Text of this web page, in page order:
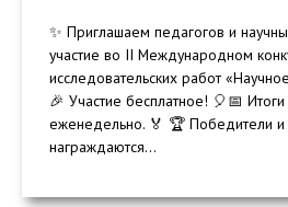
✨ Приглашаем педагогов и
участие во II Международном
исследовательских работ
🎉 Участие бесплатное! 🎈📅
еженедельно. 🏅 🏆 Победители и
награждаются...